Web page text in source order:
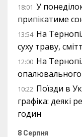
18:01 У
припікатиме
13:54 На
суху траву,
12:00 На
10:22 Поїзди в
графіка: деякі
годин
8 Серпня